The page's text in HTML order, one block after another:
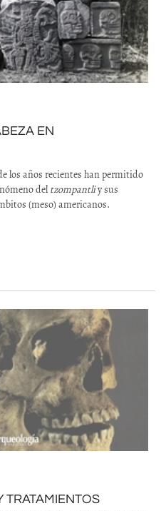
EN
los años recientes han permitido
del tzompantliy sus
(meso) americanos.
TRATAMIENTOS